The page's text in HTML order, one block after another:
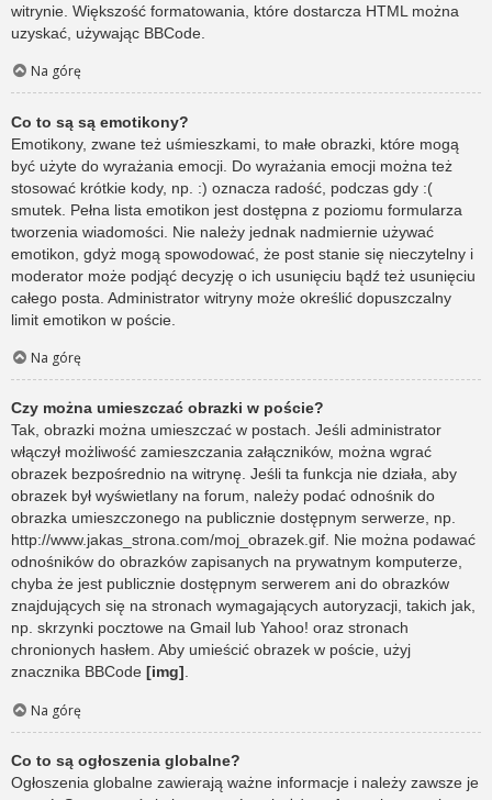
witrynie. Większość formatowania, które dostarcza HTML można
uzyskać, używając BBCode.
Na górę
Co to są są emotikony?
Emotikony, zwane też uśmieszkami, to małe obrazki, które mogą
być użyte do wyrażania emocji. Do wyrażania emocji można też
stosować krótkie kody, np. :) oznacza radość, podczas gdy :(
smutek. Pełna lista emotikon jest dostępna z poziomu formularza
tworzenia wiadomości. Nie należy jednak nadmiernie używać
emotikon, gdyż mogą spowodować, że post stanie się nieczytelny i
moderator może podjąć decyzję o ich usunięciu bądź też usunięciu
całego posta. Administrator witryny może określić dopuszczalny
limit emotikon w poście.
Na górę
Czy można umieszczać obrazki w poście?
Tak, obrazki można umieszczać w postach. Jeśli administrator
włączył możliwość zamieszczania załączników, można wgrać
obrazek bezpośrednio na witrynę. Jeśli ta funkcja nie działa, aby
obrazek był wyświetlany na forum, należy podać odnośnik do
obrazka umieszczonego na publicznie dostępnym serwerze, np.
http://www.jakas_strona.com/moj_obrazek.gif. Nie można podawać
odnośników do obrazków zapisanych na prywatnym komputerze,
chyba że jest publicznie dostępnym serwerem ani do obrazków
znajdujących się na stronach wymagających autoryzacji, takich jak,
np. skrzynki pocztowe na Gmail lub Yahoo! oraz stronach
chronionych hasłem. Aby umieścić obrazek w poście, użyj
znacznika BBCode [img].
Na górę
Co to są ogłoszenia globalne?
Ogłoszenia globalne zawierają ważne informacje i należy zawsze je